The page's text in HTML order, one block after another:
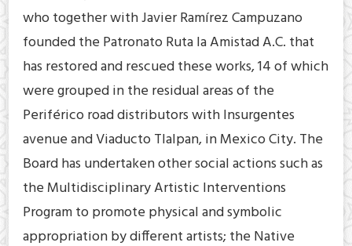
who together with Javier Ramírez Campuzano
founded the Patronato Ruta la Amistad A.C. that
has restored and rescued these works, 14 of which
were grouped in the residual areas of the
Periférico road distributors with Insurgentes
avenue and Viaducto Tlalpan, in Mexico City. The
Board has undertaken other social actions such as
the Multidisciplinary Artistic Interventions
Program to promote physical and symbolic
appropriation by different artists; the Native